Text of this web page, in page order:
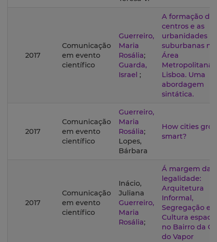
2017
Comunicação
em evento
científico
Guerreiro,
Maria
Rosália;
Guarda,
Israel ;
A formação dos
centros e as
urbanidades
suburbanas na
Área
Metropolitana
Lisboa. Uma
abordagem
sintática.
2017
Comunicação
em evento
científico
Guerreiro,
Maria
Rosália;
Lopes,
Bárbara
How cities
smart?
2017
Comunicação
em evento
científico
Inácio,
Juliana
Guerreiro,
Maria
Rosália;
Á margem da
legalidade:
Arquitetura
Informal,
Segregação e
Cultura
no Bairro da
do Vapor